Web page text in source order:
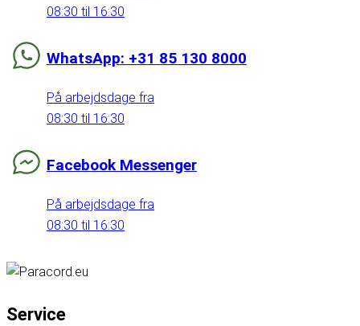
08:30 til 16:30
WhatsApp: +31 85 130 8000
På arbejdsdage fra
08:30 til 16:30
Facebook Messenger
På arbejdsdage fra
08:30 til 16:30
Service